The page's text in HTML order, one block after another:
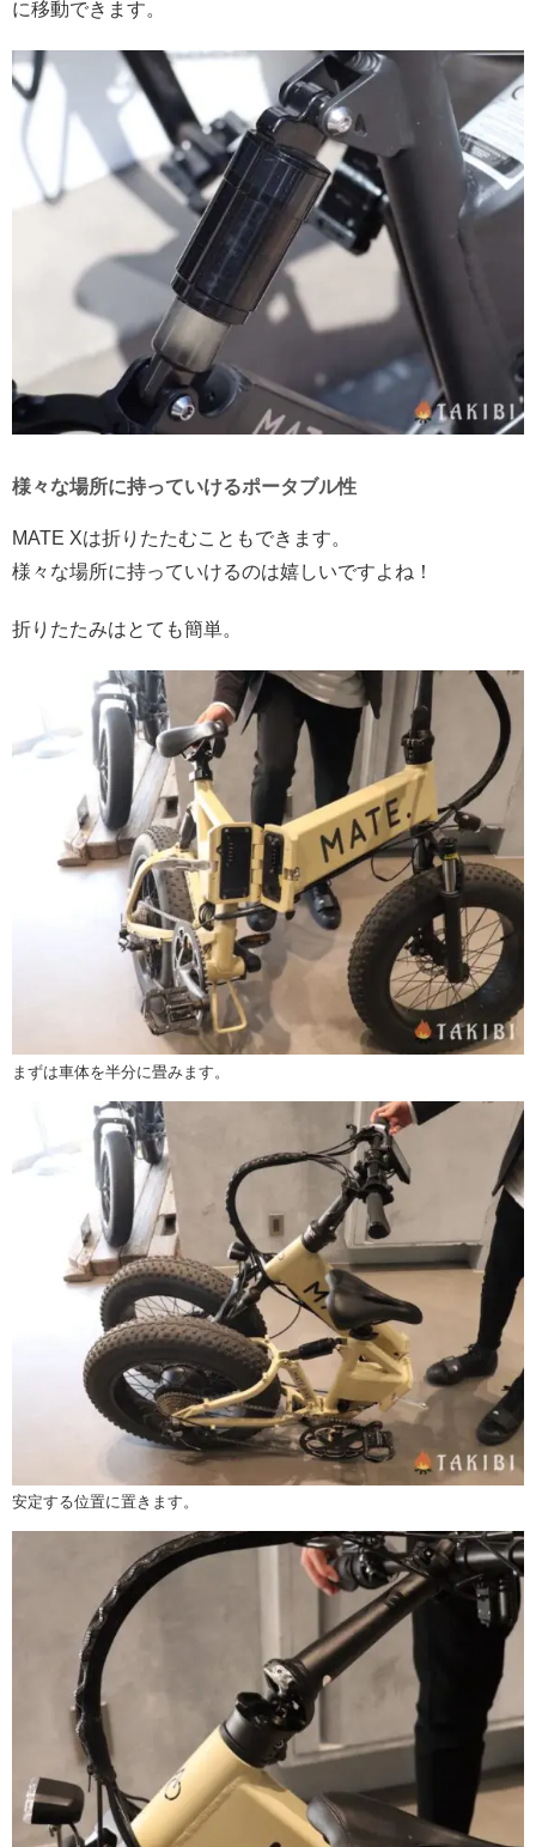
に移動できます。
様々な場所に持っていけるポータブル性
MATE Xは折りたたむこともできます。
様々な場所に持っていけるのは嬉しいですよね！
折りたたみはとても簡単。
まずは車体を半分に畳みます。
安定する位置に置きます。